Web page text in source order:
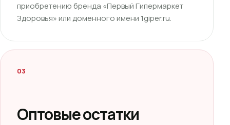
приобретению бренда «Первый Гипермаркет
Здоровья» или доменного имени 1giper.ru.
03
Оптовые остатки